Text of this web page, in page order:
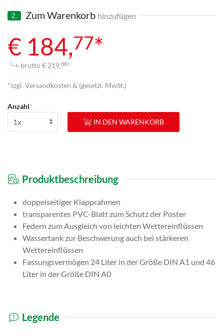
2. Zum Warenkorb hinzufügen
€ 184,77*
brutto € 219,88*
*zzgl. Versandkosten & (gesetzl. MwSt.)
Anzahl*
IN DEN WARENKORB
Produktbeschreibung
doppelseitiger Klapprahmen
transparentes PVC-Blatt zum Schutz der Poster
Federn zum Ausgleich von leichten Wettereinflüssen
Wassertank zur Beschwerung auch bei stärkeren
Wettereinflüssen
Fassungsvermögen 24 Liter in der Größe DIN A1 und 46
Liter in der Größe DIN A0
Legende